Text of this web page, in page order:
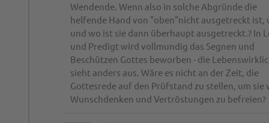
Wendende. Wenn also in solche Abgründe die
helfende Hand von "oben"nicht ausgetreckt ist,
und wo ist sie dann überhaupt ausgetreckt.? In
und Predigt wird vollmundig das Segnen und
Beschützen Gottes beworben - die
sieht anders aus. Wäre es nicht an der Zeit, die
Gottesrede auf den Prüfstand zu stellen, um sie
Wunschdenken und Vertröstungen zu befreien?